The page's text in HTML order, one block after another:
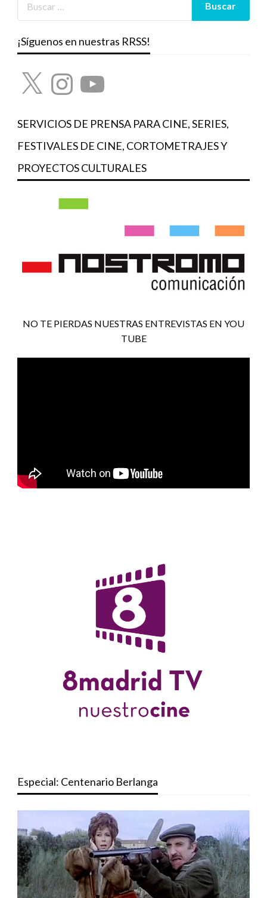
¡Síguenos en nuestras RRSS!
X InstagramYouTube
SERVICIOS DE PRENSA PARA CINE, SERIES,
FESTIVALES DE CINE, CORTOMETRAJES Y
PROYECTOS CULTURALES
NO TE PIERDAS NUESTRAS ENTREVISTAS EN YOU
TUBE
Especial: Centenario Berlanga